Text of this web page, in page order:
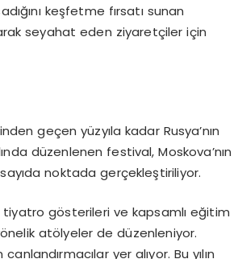
keşfetme fırsatı sunan
seyahat eden ziyaretçiler için
geçen yüzyıla kadar Rusya’nın
düzenlenen festival, Moskova’nın
noktada gerçekleştiriliyor.
tiyatro gösterileri ve kapsamlı eğitim
atölyeler de düzenleniyor.
yer alıyor. Bu yılın